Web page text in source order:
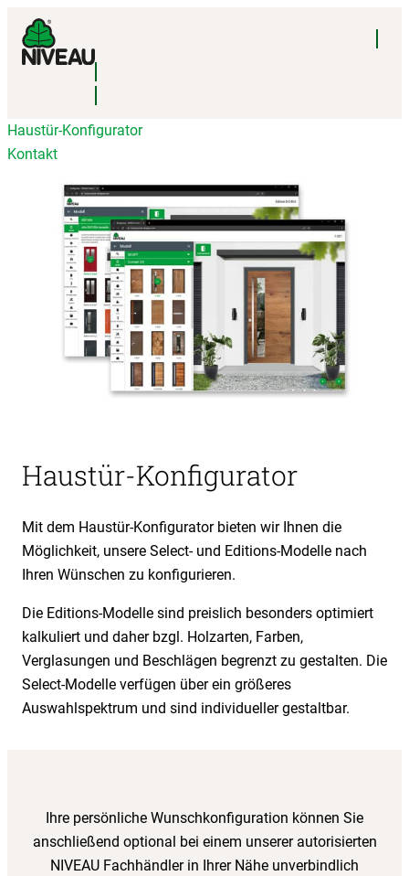
Haustür-Konfigurator
Kontakt
Haustür-Konfigurator
Mit dem Haustür-Konfigurator bieten wir Ihnen die
Möglichkeit, unsere Select- und Editions-Modelle nach
Ihren Wünschen zu konfigurieren.
Die Editions-Modelle sind preislich besonders optimiert
kalkuliert und daher bzgl. Holzarten, Farben,
Verglasungen und Beschlägen begrenzt zu gestalten. Die
Select-Modelle verfügen über ein größeres
Auswahlspektrum und sind individueller gestaltbar.
Ihre persönliche Wunschkonfiguration können Sie
anschließend optional bei einem unserer autorisierten
NIVEAU Fachhändler in Ihrer Nähe unverbindlich